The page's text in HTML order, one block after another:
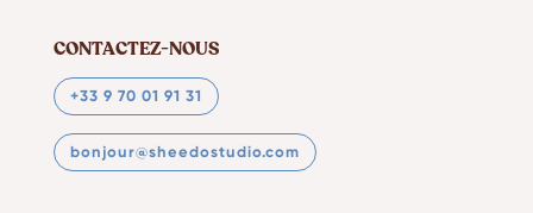
CONTACTEZ-NOUS
+33 9 70 01 91 31
bonjour@sheedostudio.com